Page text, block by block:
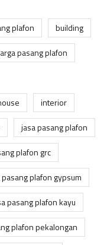
plafon
building
pasang plafon
interior
jasa pasang plafon
plafon grc
pasang plafon gypsum
pasang plafon kayu
plafon pekalongan